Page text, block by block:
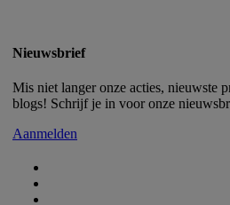
Nieuwsbrief
Mis niet langer onze acties, nieuwste
blogs! Schrijf je in voor onze
Aanmelden